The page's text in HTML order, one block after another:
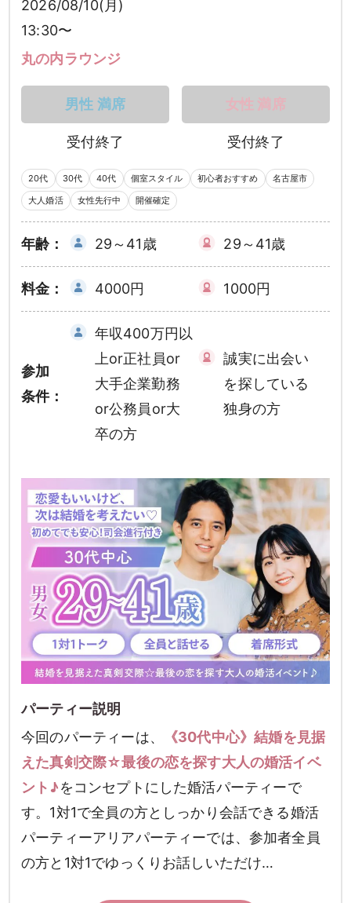
2026/08/10(月)
13:30〜
丸の内ラウンジ
男性 満席
受付終了
女性 満席
受付終了
20代 30代 40代 個室スタイル 初心者おすすめ 名古屋市
大人婚活 女性先行中 開催確定
年齢： 29～41歳 29～41歳
料金： 4000円 1000円
参加
条件：
年収400万円以
上or正社員or
大手企業勤務
or公務員or大
卒の方
誠実に出会い
を探している
独身の方
パーティー説明
今回のパーティーは、
《30代中心》結婚を見据
えた真剣交際☆最後の恋を探す大人の婚活イベ
ント♪をコンセプトにした婚活パーティーで
す。1対1で全員の方としっかり会話できる婚活
パーティーアリアパーティーでは、参加者全員
の方と1対1でゆっくりお話しいただけ…